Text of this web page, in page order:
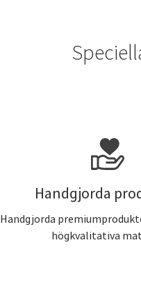
Handgjorda
Handgjorda
högkvalitativa